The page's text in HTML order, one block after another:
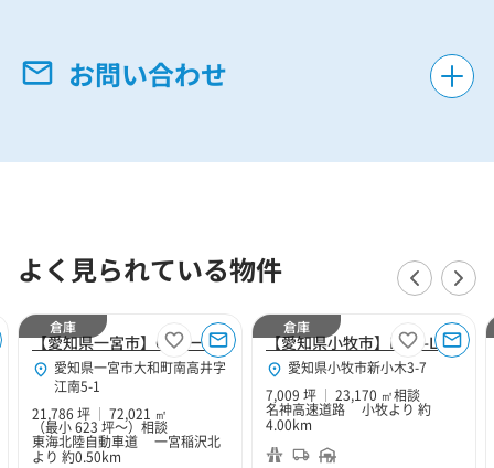
お問い合わせ
よく見られている物件
【愛知県一宮市】CPD一宮
愛知県一宮市大和町南高井字
江南5-1
21,786 坪
72,021 ㎡
（最小 623 坪～） 相談
東海北陸自動車道 一宮稲沢北
より 約0.50km
倉庫
【愛知県小牧市】MCD-LOGI小牧
愛知県小牧市新小木3-7
7,009 坪
23,170 ㎡相談
名神高速道路 小牧より 約
4.00km
倉庫